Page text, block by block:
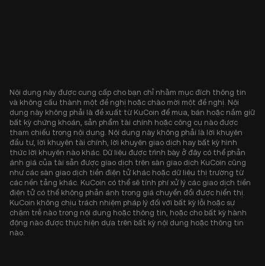
Nội dung này được cung cấp cho bạn chỉ nhằm mục đích thông tin
và không cấu thành một đề nghị hoặc chào mời một đề nghị. Nội
dung này không phải là đề xuất từ KuCoin để mua, bán hoặc nắm giữ
bất kỳ chứng khoán, sản phẩm tài chính hoặc công cụ nào được
tham chiếu trong nội dung. Nội dung này không phải là lời khuyên
đầu tư, lời khuyên tài chính, lời khuyên giao dịch hay bất kỳ hình
thức lời khuyên nào khác. Dữ liệu được trình bày ở đây có thể phản
ánh giá của tài sản được giao dịch trên sàn giao dịch KuCoin cũng
như các sàn giao dịch tiền điện tử khác hoặc dữ liệu thị trường từ
các nền tảng khác. KuCoin có thể sẽ tính phí xử lý các giao dịch tiền
điện tử có thể không phản ánh trong giá chuyển đổi được hiển thị.
KuCoin không chịu trách nhiệm pháp lý đối với bất kỳ lỗi hoặc sự
chậm trễ nào trong nội dung hoặc thông tin, hoặc cho bất kỳ hành
động nào được thực hiện dựa trên bất kỳ nội dung hoặc thông tin
nào.